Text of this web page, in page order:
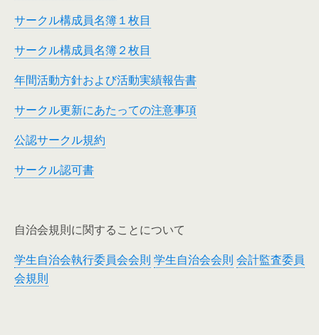
サークル構成員名簿１枚目
サークル構成員名簿２枚目
年間活動方針および活動実績報告書
サークル更新にあたっての注意事項
公認サークル規約
サークル認可書
自治会規則に関することについて
学生自治会執行委員会会則 学生自治会会則 会計監査委員
会規則